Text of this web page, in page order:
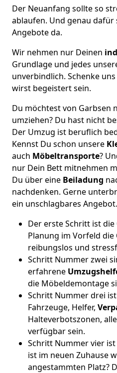
Der Neuanfang sollte so
ablaufen. Und genau dafür
Angebote da.
Wir nehmen nur Deinen
Grundlage und jedes
unverbindlich. Schenke
wirst begeistert sein.
Du möchtest von Garbsen
umziehen? Du hast nicht
Der Umzug ist beruflich
Kennst Du schon unsere
auch Möbeltransporte?
nur Dein Bett mitnehmen
Du über eine Beiladung
nachdenken. Gerne
ein unschlagbares Angebot.
Der erste Schritt ist
Planung im Vorfeld
reibungslos und
Schritt Nummer zwei
erfahrene
die Möbeldemontage
Schritt Nummer drei
Fahrzeuge, Helfer,
Halteverbotszonen,
verfügbar sein.
Schritt Nummer vier
ist im neuen Zuhause
angestammten Platz?